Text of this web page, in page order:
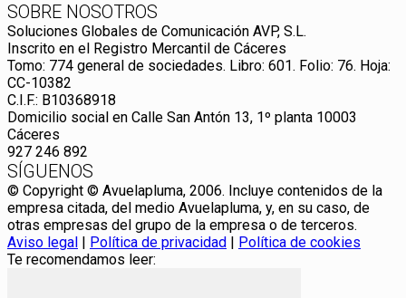
SOBRE NOSOTROS
Soluciones Globales de Comunicación AVP, S.L.
Inscrito en el Registro Mercantil de Cáceres
Tomo: 774 general de sociedades. Libro: 601. Folio: 76. Hoja:
CC-10382
C.I.F.: B10368918
Domicilio social en Calle San Antón 13, 1º planta 10003
Cáceres
927 246 892
SÍGUENOS
© Copyright © Avuelapluma, 2006. Incluye contenidos de la
empresa citada, del medio Avuelapluma, y, en su caso, de
otras empresas del grupo de la empresa o de terceros.
Aviso legal
Política de privacidad
Política de cookies
Te recomendamos leer: